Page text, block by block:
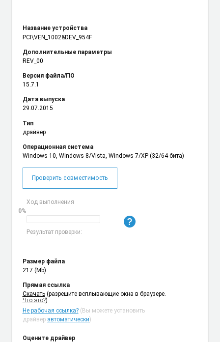
Название устройства
PCI\VEN_1002&DEV_954F
Дополнительные параметры
REV_00
Версия файла/ПО
15.7.1
Дата выпуска
29.07.2015
Тип
драйвер
Операционная система
Windows 10, Windows 8/Vista, Windows 7/XP (32/64-бита)
Проверить совместимость
Ход выполнения
0%
Результат проверки:
Размер файла
217 (Mb)
Прямая ссылка
Cкачать (разрешите всплывающие окна в браузере.
Что это?)
Не рабочая ссылка?(Вы можете установить
драйвер автоматически)
Оцените драйвер